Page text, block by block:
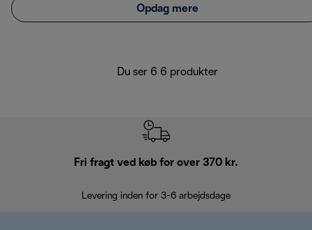
Opdag mere
Du ser 6 6 produkter
Fri fragt ved køb for over 370 kr.
Levering inden for 3-6 arbejdsdage